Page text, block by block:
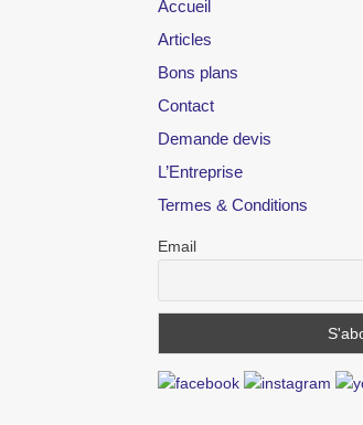
Accueil
Articles
Bons plans
Contact
Demande devis
L’Entreprise
Termes & Conditions
Email